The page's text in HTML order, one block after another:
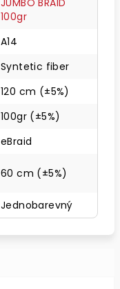
JUMBO BRAID
100gr
A14
Syntetic fiber
120 cm (±5%)
100gr (±5%)
eBraid
60 cm (±5%)
Jednobarevný